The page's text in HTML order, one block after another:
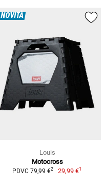
NOVITÀ
Louis
Motocross
PDVC 79,99 €2 29,99 €1